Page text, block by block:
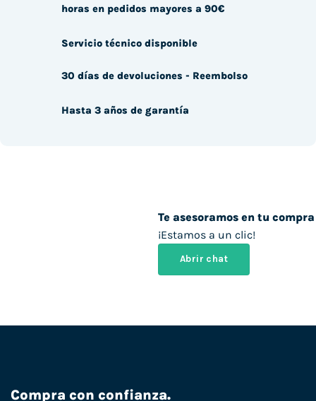
Te asesoramos en tu compra
¡Estamos a un clic!
Abrir chat
horas en pedidos mayores a 90€
Servicio técnico disponible
30 días de devoluciones - Reembolso
Hasta 3 años de garantía
Compra con confianza.